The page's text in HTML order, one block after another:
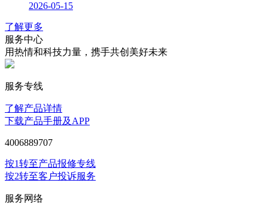
2026-05-15
了解更多
服务中心
用热情和科技力量，携手共创美好未来
服务专线
了解产品详情
下载产品手册及APP
4006889707
按1转至产品报修专线
按2转至客户投诉服务
服务网络